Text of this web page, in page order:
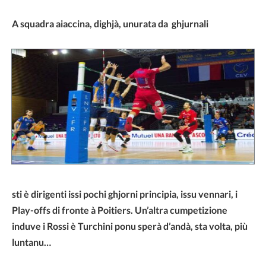
A squadra aiaccina, dighjà, unurata da ghjurnali
sti è dirigenti issi pochi ghjorni principia, issu vennari, i
Play-offs di fronte à Poitiers. Un’altra cumpetizione
induve i Rossi è Turchini ponu sperà d’andà, sta volta, più
luntanu…